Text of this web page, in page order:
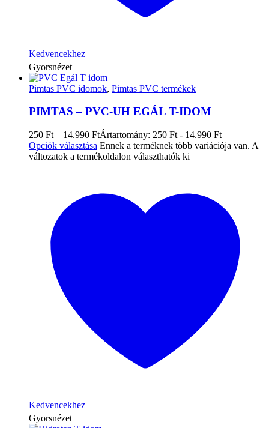
Kedvencekhez
Gyorsnézet
Pimtas PVC idomok, Pimtas PVC termékek
PIMTAS – PVC-UH EGÁL T-IDOM
250 Ft – 14.990 FtÁrtartomány: 250 Ft - 14.990 Ft
Opciók választása Ennek a terméknek több variációja van. A
változatok a termékoldalon választhatók ki
Kedvencekhez
Gyorsnézet